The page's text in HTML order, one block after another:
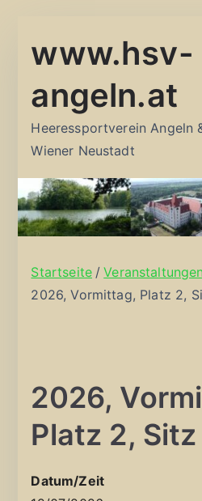
Inhalt
www.hsv-
angeln.at
Heeressportverein Angeln
Wiener Neustadt
Startseite
Veranstaltungen
2026, Vormittag, Platz 2,
2026,
Platz 2, Sitz
Datum/Zeit